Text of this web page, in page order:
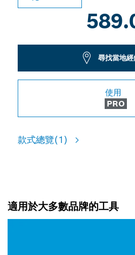
尋找當地經
使用
PRO
款式總覽(1)
適用於大多數品牌的工具